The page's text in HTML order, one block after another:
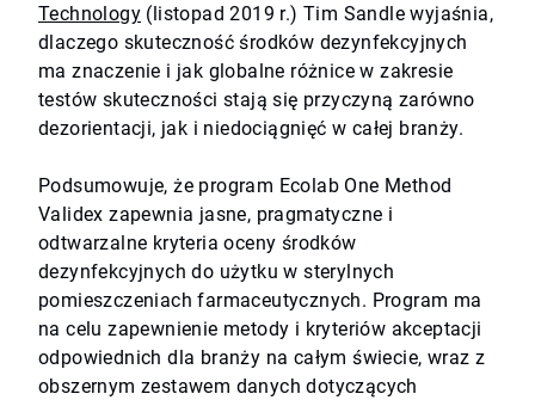
Technology (listopad 2019 r.) Tim Sandle wyjaśnia,
dlaczego skuteczność środków dezynfekcyjnych
ma znaczenie i jak globalne różnice w zakresie
testów skuteczności stają się przyczyną zarówno
dezorientacji, jak i niedociągnięć w całej branży.
Podsumowuje, że program Ecolab One Method
Validex zapewnia jasne, pragmatyczne i
odtwarzalne kryteria oceny środków
dezynfekcyjnych do użytku w sterylnych
pomieszczeniach farmaceutycznych. Program ma
na celu zapewnienie metody i kryteriów akceptacji
odpowiednich dla branży na całym świecie, wraz z
obszernym zestawem danych dotyczących